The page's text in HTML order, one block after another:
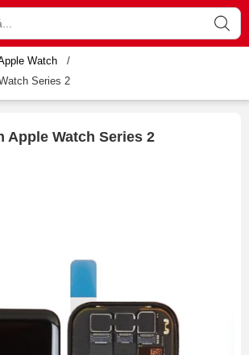
Watch
/
Series 2
Apple Watch Series 2